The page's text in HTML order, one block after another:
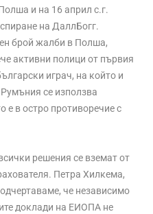
и на 16 април с.г.
на ДаллБогг.
брой жалби в Полша,
активни полици от първия
играч, на който и
се използва
е в остро противоречие с
решения се вземат от
Петра Хилкема,
че независимо
доклади на ЕИОПА не